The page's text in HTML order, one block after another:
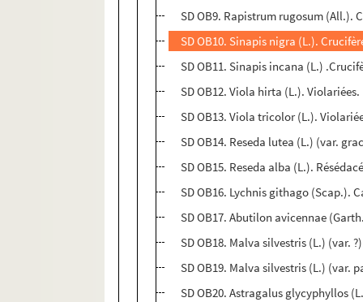
SD OB9. Rapistrum rugosum (All.).
SD OB10. Sinapis nigra (L.).
SD OB11. Sinapis incana (L.)
SD OB12. Viola hirta (L.).
SD OB13. Viola tricolor (L.).
SD OB14. Reseda lutea (L.) (var.
SD OB15. Reseda alba (L.).
SD OB16. Lychnis githago (Scap.).
SD OB17. Abutilon avicennae
SD OB18. Malva silvestris (L.) (var.
SD OB19. Malva silvestris (L.) (var.
SD OB20. Astragalus glycyphyllos